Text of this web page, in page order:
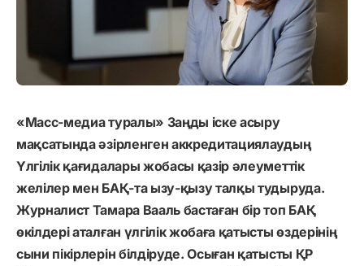
«Масс-медиа туралы» Заңды іске асыру
мақсатында әзірленген аккредитациялаудың
Үлгілік қағидалары жобасы қазір әлеуметтік
желілер мен БАҚ-та ызу-қызу талқы тудыруда.
Журналист Тамара Вааль бастаған бір топ БАҚ
өкілдері аталған үлгілік жобаға қатысты өздерінің
сыни пікірлерін білдіруде. Осыған қатысты ҚР